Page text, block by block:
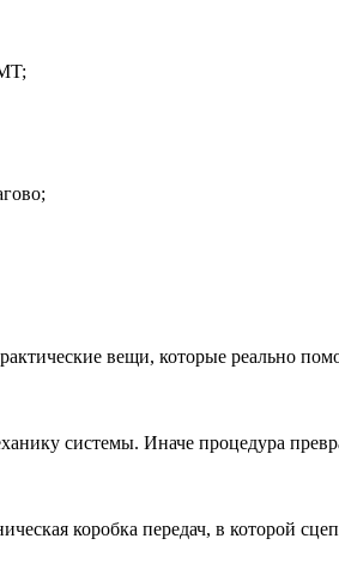
вещи, которые реально
системы. Иначе процедура
коробка передач, в которой